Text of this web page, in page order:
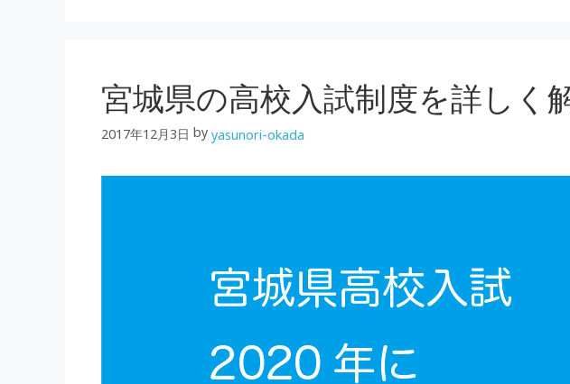
宮城県の高校入試制度を詳しく
2017年12月3日 by yasunori-okada